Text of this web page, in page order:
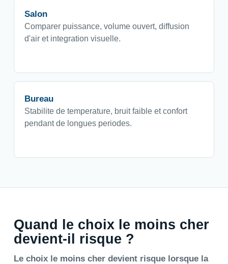
Salon
Comparer puissance, volume ouvert, diffusion
d'air et integration visuelle.
Bureau
Stabilite de temperature, bruit faible et confort
pendant de longues periodes.
Quand le choix le moins cher
devient-il risque ?
Le choix le moins cher devient risque lorsque la